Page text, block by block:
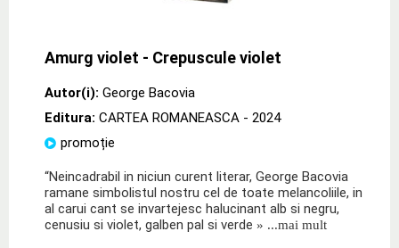
Amurg violet - Crepuscule violet
Autor(i): George Bacovia
Editura: CARTEA ROMANEASCA - 2024
promoție
“Neincadrabil in niciun curent literar, George Bacovia
ramane simbolistul nostru cel de toate melancoliile, in
al carui cant se invartejesc halucinant alb si negru,
cenusiu si violet, galben pal si verde » ...mai mult